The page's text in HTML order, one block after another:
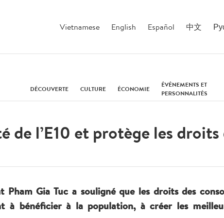
Vietnamese English Español 中文
DÉCOUVERTE CULTURE ÉCONOMIE
ÉVÉNEMENTS ET
PERSONNALITÉS
de l’E10 et protège les
Pham Gia Tuc a souligné que les droits des
à bénéficier à la population, à créer les